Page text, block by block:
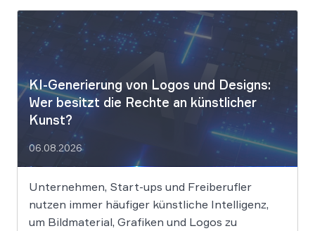
KI-Generierung von Logos und Designs:
Wer besitzt die Rechte an künstlicher
Kunst?
06.08.2026
Unternehmen, Start-ups und Freiberufler
nutzen immer häufiger künstliche Intelligenz,
um Bildmaterial, Grafiken und Logos zu